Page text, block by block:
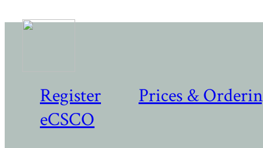
Register
Prices &
eCSCO